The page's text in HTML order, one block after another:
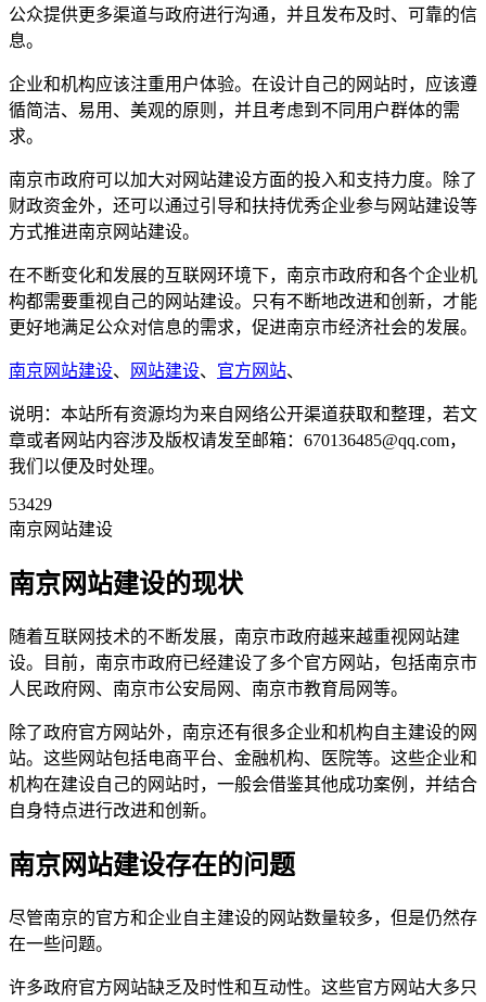
公众提供更多渠道与政府进行沟通，并且发布及时、可靠的信
息。
企业和机构应该注重用户体验。在设计自己的网站时，应该遵
循简洁、易用、美观的原则，并且考虑到不同用户群体的需
求。
南京市政府可以加大对网站建设方面的投入和支持力度。除了
财政资金外，还可以通过引导和扶持优秀企业参与网站建设等
方式推进南京网站建设。
在不断变化和发展的互联网环境下，南京市政府和各个企业机
构都需要重视自己的网站建设。只有不断地改进和创新，才能
更好地满足公众对信息的需求，促进南京市经济社会的发展。
南京网站建设、 网站建设、 官方网站、
说明：本站所有资源均为来自网络公开渠道获取和整理，若文
章或者网站内容涉及版权请发至邮箱：670136485@qq.com，
我们以便及时处理。
53429
南京网站建设
南京网站建设的现状
随着互联网技术的不断发展，南京市政府越来越重视网站建
设。目前，南京市政府已经建设了多个官方网站，包括南京市
人民政府网、南京市公安局网、南京市教育局网等。
除了政府官方网站外，南京还有很多企业和机构自主建设的网
站。这些网站包括电商平台、金融机构、医院等。这些企业和
机构在建设自己的网站时，一般会借鉴其他成功案例，并结合
自身特点进行改进和创新。
南京网站建设存在的问题
尽管南京的官方和企业自主建设的网站数量较多，但是仍然存
在一些问题。
许多政府官方网站缺乏及时性和互动性。这些官方网站大多只